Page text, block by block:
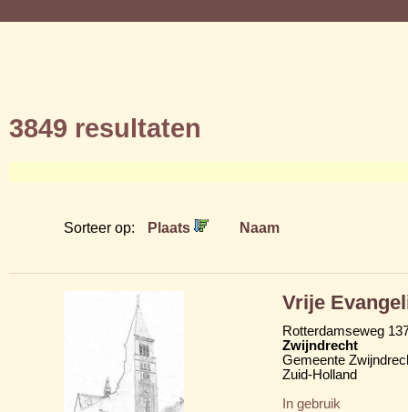
3849 resultaten
Sorteer op: Plaats Naam
Vrije
Rotterdamseweg
Zwijndrecht
Gemeente
Zuid-Holland
In gebruik